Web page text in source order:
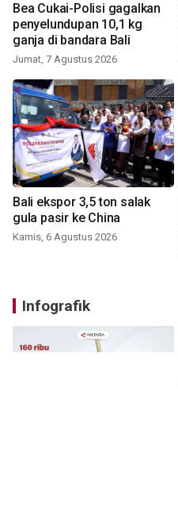
Bea Cukai-Polisi gagalkan
penyelundupan 10,1 kg
ganja di bandara Bali
Jumat, 7 Agustus 2026
Bali ekspor 3,5 ton salak
gula pasir ke China
Kamis, 6 Agustus 2026
Infografik